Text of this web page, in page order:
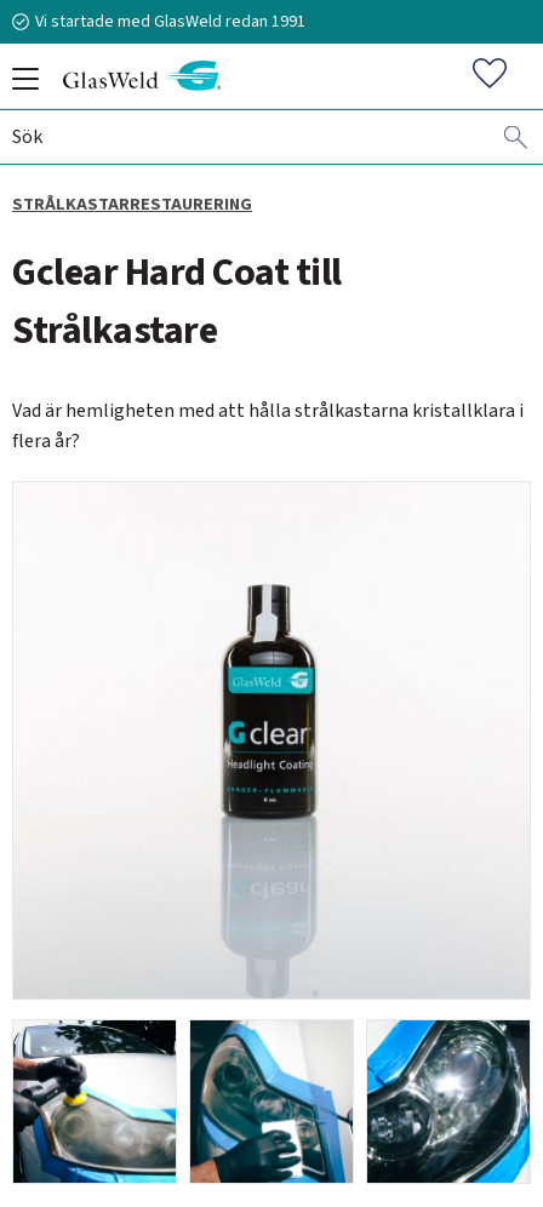
Vi startade med GlasWeld redan 1991
STRÅLKASTARRESTAURERING
Gclear Hard Coat till
Strålkastare
Vad är hemligheten med att hålla strålkastarna kristallklara i
flera år?
070-394 51 12
stefan.frisk@glasweld.se